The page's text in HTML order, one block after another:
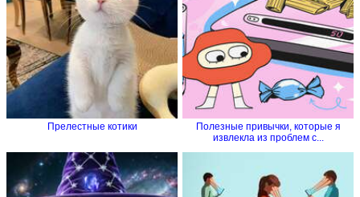
Прелестные котики
Полезные привычки, которые я
извлекла из проблем с...